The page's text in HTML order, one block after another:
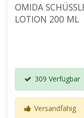
OMIDA
LOTION 200 ML
309 Verfügbar
Versandfähig